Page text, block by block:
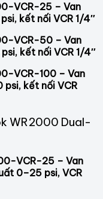
VCR-25 – Van
kết nối VCR 1/4″
VCR-50 – Van
kết nối VCR 1/4″
VCR-100 – Van
psi, kết nối VCR
WR2000 Dual-
VCR-25 – Van
0–25 psi, VCR